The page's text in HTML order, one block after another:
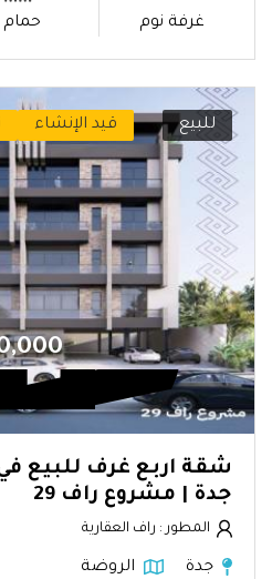
غرفة نوم حمام
للبيع قيد الإنشاء
790,000
شقة اربع غرف للبيع
جدة | مشروع راف 29
المطور : راف العقارية
جدة الروضة